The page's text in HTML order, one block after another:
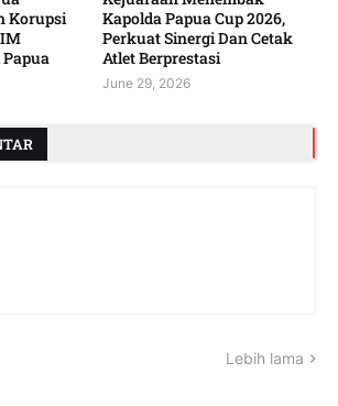
Korupsi
Kapolda Papua Cup 2026,
Perkuat Sinergi Dan Cetak
Atlet Berprestasi
June 29, 2026
Lebih lama